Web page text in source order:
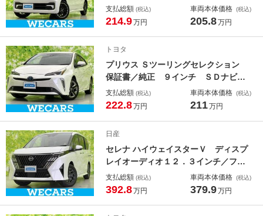
ィスプレイオーディオ＋ナビ９インチ
／ホンダセンシング／両側電動スライ
ート 合皮／ヘッドランプ ＬＥＤ
支払総額 (税込)
214.9万円
車両本体価格 (税込)
205.8万円
トヨタ
プリウス Ｓツーリングセレクション
保証書／純正 ９インチ ＳＤナビ／
デジタルインナーミラー／衝突安全装
置／シートヒーター／車線逸脱防止支
ＥＤ
支払総額 (税込)
222.8万円
車両本体価格 (税込)
211万円
日産
セレナ ハイウェイスターＶ ディスプ
レイオーディオ１２．３インチ／フリ
ップダウンモニター 純正 １５．６
インチ／インテリジェントルームミラ
支払総額 (税込)
392.8万円
車両本体価格 (税込)
379.9万円